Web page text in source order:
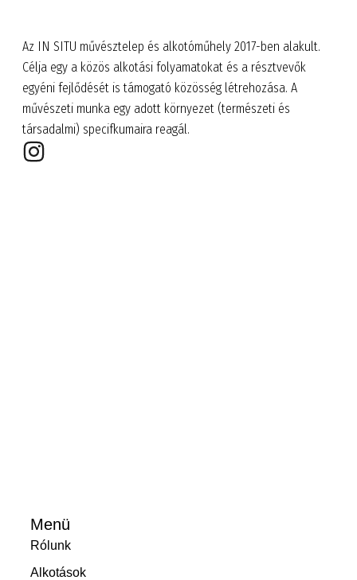
Az IN SITU művésztelep és alkotóműhely 2017-ben alakult.
Célja egy a közös alkotási folyamatokat és a résztvevők
egyéni fejlődését is támogató közösség létrehozása. A
művészeti munka egy adott környezet (természeti és
társadalmi) specifkumaira reagál.
Menü
Rólunk
Alkotások